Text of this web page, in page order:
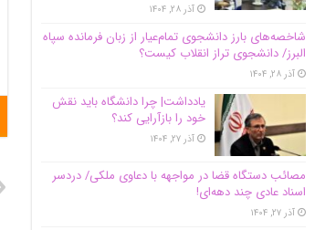
آذر ۲۸, ۱۴۰۴
شاخصه‌های بارز دانشجوی تمام‌عیار از زبان فرمانده سپاه
البرز/ دانشجوی تراز انقلاب کیست؟
آذر ۲۸, ۱۴۰۴
یادداشت| چرا دانشگاه باید نقش
خود را بازآرایی کند؟
آذر ۲۷, ۱۴۰۴
مصائب دستگاه قضا در مواجهه با دعاوی ملکی/ دردسر
اسناد عادی چند‌ دهه‌ای!
آذر ۲۷, ۱۴۰۴